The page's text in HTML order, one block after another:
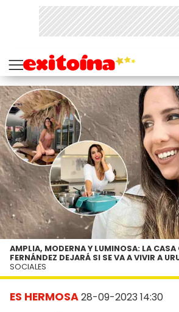
ES HERMOSA28-09-2023 14:30
AMPLIA, MODERNA Y LUMINOSA: LA CASA
FERNÁNDEZ DEJARÁ SI SE VA A VIVIR A
SOCIALES